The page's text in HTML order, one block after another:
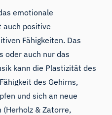
emotionale
auch positive
Fähigkeiten. Das
oder auch nur das
kann die Plastizität des
des Gehirns,
und sich an neue
& Zatorre,